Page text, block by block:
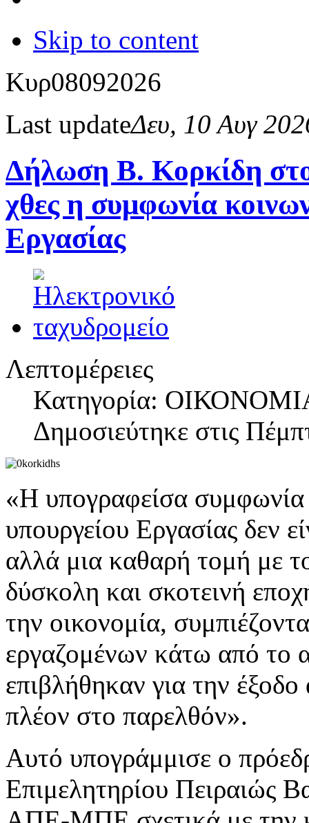
Skip to content
Κυρ08092026
Last updateΔευ, 10 Αυγ
Δήλωση Β. Κορκίδη
χθες η συμφωνία
Εργασίας
Λεπτομέρειες
Κατηγορία:
Δημοσιεύτηκε στις
«Η υπογραφείσα συμφωνία
υπουργείου Εργασίας δεν
αλλά μια καθαρή τομή με
δύσκολη και σκοτεινή
την οικονομία,
εργαζομένων κάτω από το
επιβλήθηκαν για την
πλέον στο παρελθόν».
Αυτό υπογράμμισε ο
Επιμελητηρίου Πειραιώς